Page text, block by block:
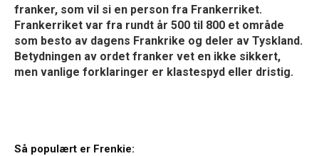
franker, som vil si en person fra Frankerriket.
Frankerriket var fra rundt år 500 til 800 et område
som besto av dagens Frankrike og deler av Tyskland.
Betydningen av ordet franker vet en ikke sikkert,
men vanlige forklaringer er klastespyd eller dristig.
Så populært er Frenkie: